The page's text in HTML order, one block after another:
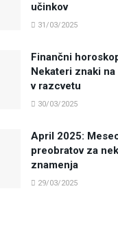
učinkov
31/03/2025
Finančni
Nekateri znaki
v razcvetu
30/03/2025
April 2025:
preobratov za
znamenja
29/03/2025